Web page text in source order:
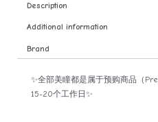
Description
Additional information
Brand
✨全部美瞳都是属于预购商品（
15-20个工作日✨